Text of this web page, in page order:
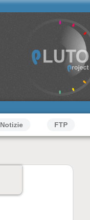
Notizie FTP